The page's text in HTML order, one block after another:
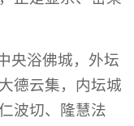
央浴佛城，外坛
德云集，内坛城
波切、隆慧法